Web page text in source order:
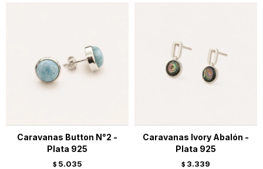
Caravanas Button N°2 -
Plata 925
$ 5.035
Caravanas Ivory Abalón -
Plata 925
$ 3.339